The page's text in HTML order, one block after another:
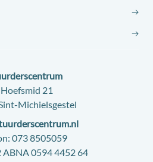
21
Michielsgestel
073 8505059
ABNA 0594 4452 64